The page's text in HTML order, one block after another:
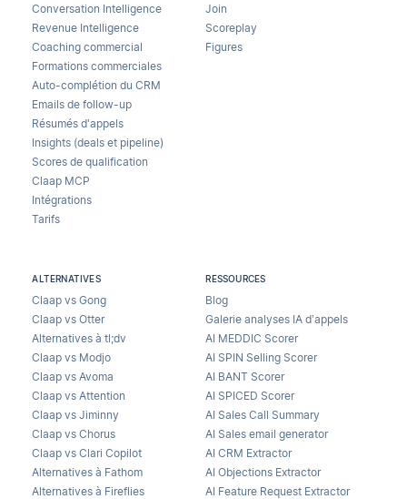
Conversation Intelligence
Revenue Intelligence
Coaching commercial
Formations commerciales
Auto-complétion du CRM
Emails de follow-up
Résumés d'appels
Insights (deals et pipeline)
Scores de qualification
Claap MCP
Intégrations
Tarifs
Join
Scoreplay
Figures
ALTERNATIVES
Claap vs Gong
Claap vs Otter
Alternatives à tl;dv
Claap vs Modjo
Claap vs Avoma
Claap vs Attention
Claap vs Jiminny
Claap vs Chorus
Claap vs Clari Copilot
Alternatives à Fathom
Alternatives à Fireflies
RESSOURCES
Blog
Galerie analyses IA d’appels
AI MEDDIC Scorer
AI SPIN Selling Scorer
AI BANT Scorer
AI SPICED Scorer
AI Sales Call Summary
AI Sales email generator
AI CRM Extractor
AI Objections Extractor
AI Feature Request Extractor